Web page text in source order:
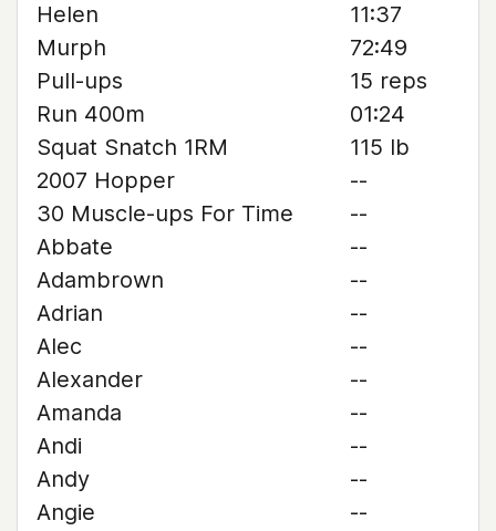
Helen
11:37
Murph
72:49
Pull-ups
15 reps
Run 400m
01:24
Squat Snatch 1RM
115 lb
2007 Hopper
--
30 Muscle-ups For Time
--
Abbate
--
Adambrown
--
Adrian
--
Alec
--
Alexander
--
Amanda
--
Andi
--
Andy
--
Angie
--